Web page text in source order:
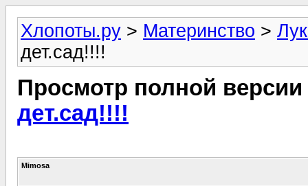
Хлопоты.ру > Материнство >
дет.сад!!!!
Просмотр полной
дет.сад!!!!
Mimosa